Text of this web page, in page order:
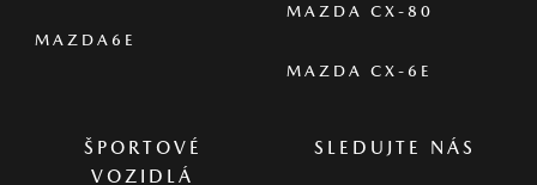
MAZDA6E
MAZDA CX-80
MAZDA CX-6E
ŠPORTOVÉ
VOZIDLÁ
SLEDUJTE NÁS